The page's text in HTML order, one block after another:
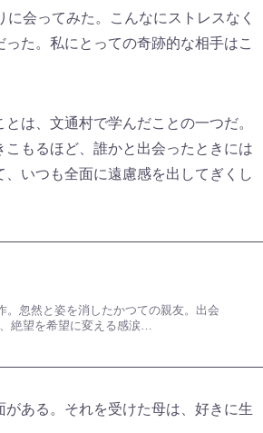
会ってみた。こんなにストレスなく
た。私にとっての奇跡的な相手はこ
は、文通村で学んだことの一つだ。
もるほど、誰かと出会ったときには
いつも全面に遠慮感を出してぎくし
。忽然と姿を消したかつての親友。出会
絶望を希望に変える感涙…
ある。それを受けた母は、好きに生